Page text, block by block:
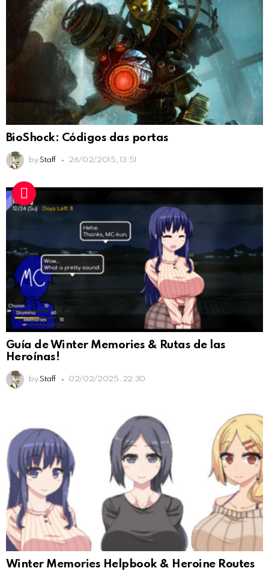
BioShock: Códigos das portas
by Staff 26/02/2015, 13:51
Guía de Winter Memories & Rutas de las
Heroínas!
by Staff 02/02/2025, 22:30
Winter Memories Helpbook & Heroine Routes